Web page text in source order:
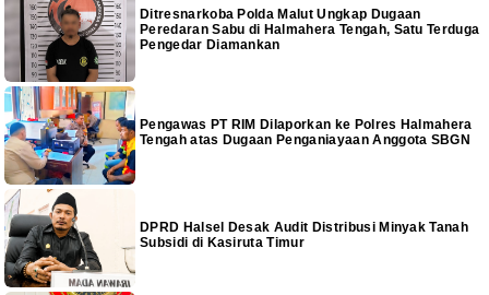
Ditresnarkoba Polda Malut Ungkap Dugaan
Peredaran Sabu di Halmahera Tengah, Satu Terduga
Pengedar Diamankan
Pengawas PT RIM Dilaporkan ke Polres Halmahera
Tengah atas Dugaan Penganiayaan Anggota SBGN
DPRD Halsel Desak Audit Distribusi Minyak Tanah
Subsidi di Kasiruta Timur